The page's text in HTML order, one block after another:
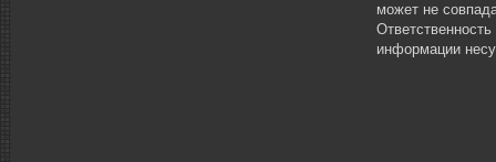
может не
информации